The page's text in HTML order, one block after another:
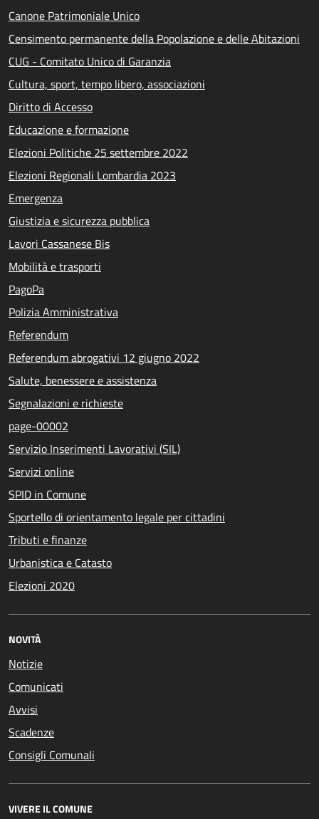
Canone Patrimoniale Unico
Censimento permanente della Popolazione e delle Abitazioni
CUG - Comitato Unico di Garanzia
Cultura, sport, tempo libero, associazioni
Diritto di Accesso
Educazione e formazione
Elezioni Politiche 25 settembre 2022
Elezioni Regionali Lombardia 2023
Emergenza
Giustizia e sicurezza pubblica
Lavori Cassanese Bis
Mobilità e trasporti
PagoPa
Polizia Amministrativa
Referendum
Referendum abrogativi 12 giugno 2022
Salute, benessere e assistenza
Segnalazioni e richieste
page-00002
Servizio Inserimenti Lavorativi (SIL)
Servizi online
SPID in Comune
Sportello di orientamento legale per cittadini
Tributi e finanze
Urbanistica e Catasto
Elezioni 2020
NOVITÀ
Notizie
Comunicati
Avvisi
Scadenze
Consigli Comunali
VIVERE IL COMUNE